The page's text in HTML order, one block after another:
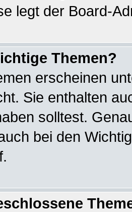
legt der Board-
Themen?
erscheinen
Sie enthalten
solltest.
bei den